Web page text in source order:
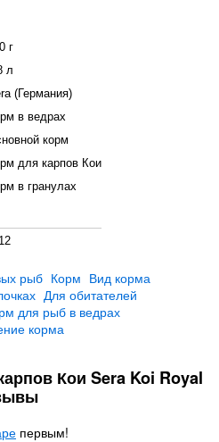
г
л
(Германия)
в ведрах
корм
для карпов Кои
в гранулах
рыб Корм Вид корма
Для обитателей
для рыб в ведрах
корма
Кои Sera Koi Royal
первым!